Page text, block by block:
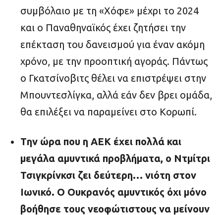
συμβόλαιο με τη «Χόφε» μέχρι το 2024
και ο Παναθηναϊκός έχει ζητήσει την
επέκταση του δανεισμού για έναν ακόμη
χρόνο, με την προοπτική αγοράς. Πάντως
ο Γκατσίνοβιτς θέλει να επιστρέψει στην
Μπουντεσλίγκα, αλλά εάν δεν βρει ομάδα,
θα επιλέξει να παραμείνει στο Κορωπί.
Tην ώρα που η ΑΕΚ έχει πολλά και
μεγάλα αμυντικά προβλήματα, ο Ντμίτρι
Τσιγκρίνκσι ζει δεύτερη… νιότη στον
Ιωνικό. Ο Ουκρανός αμυντικός όχι μόνο
βοήθησε τους νεοφώτιστους να μείνουν